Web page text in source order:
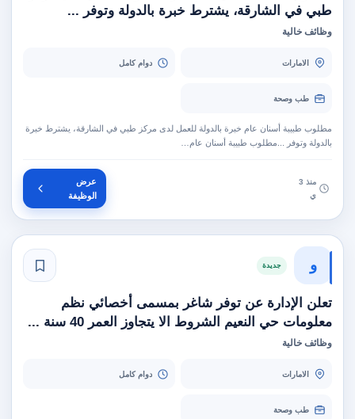
طبي في الشارقة، يشترط خبرة بالدولة وتوفر ...
وظائف خالية
الامارات دوام كامل
طب وصحة
مطلوب طبيبة أسنان عام خبرة بالدولة للعمل لدى مركز طبي في الشارقة، يشترط خبرة
بالدولة وتوفر ...مطلوب طبيبة أسنان عام…
منذ 3
ي
عرض
الوظيفة
و جديدة
تعلن الإدارة عن توفر شاغر بمسمى أخصائي نظم
معلومات حي النعيم الشروط الا يتجاوز العمر 40 سنة ...
وظائف خالية
الامارات دوام كامل
طب وصحة